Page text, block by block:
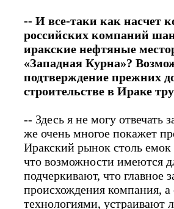
-- И все-таки как насчет
российских компаний
иракские нефтяные
«Западная Курна»?
подтверждение прежних
строительстве в Ираке
-- Здесь я не могу отвечать
же очень многое покажет
Иракский рынок столь емок
что возможности имеются
подчеркивают, что главное
происхождения компания,
технологиями, устраивают